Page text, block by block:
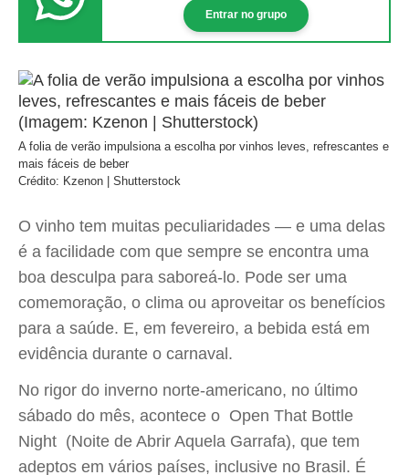
Entrar no grupo
A folia de verão impulsiona a escolha por vinhos leves, refrescantes e
mais fáceis de beber
Crédito: Kzenon | Shutterstock
O vinho tem muitas peculiaridades — e uma delas
é a facilidade com que sempre se encontra uma
boa desculpa para saboreá-lo. Pode ser uma
comemoração, o clima ou aproveitar os benefícios
para a saúde. E, em fevereiro, a bebida está em
evidência durante o carnaval.
No rigor do inverno norte-americano, no último
sábado do mês, acontece o Open That Bottle
Night (Noite de Abrir Aquela Garrafa), que tem
adeptos em vários países, inclusive no Brasil. É